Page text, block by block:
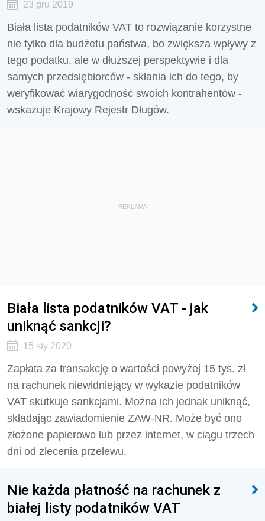
23 gru 2019
Biała lista podatników VAT to rozwiązanie korzystne
nie tylko dla budżetu państwa, bo zwiększa wpływy z
tego podatku, ale w dłuższej perspektywie i dla
samych przedsiębiorców - skłania ich do tego, by
weryfikować wiarygodność swoich kontrahentów -
wskazuje Krajowy Rejestr Długów.
REKLAMA
Biała lista podatników VAT - jak
uniknąć sankcji?
15 sty 2020
Zapłata za transakcję o wartości powyżej 15 tys. zł
na rachunek niewidniejący w wykazie podatników
VAT skutkuje sankcjami. Można ich jednak uniknąć,
składając zawiadomienie ZAW-NR. Może być ono
złożone papierowo lub przez internet, w ciągu trzech
dni od zlecenia przelewu.
Nie każda płatność na rachunek z
białej listy podatników VAT